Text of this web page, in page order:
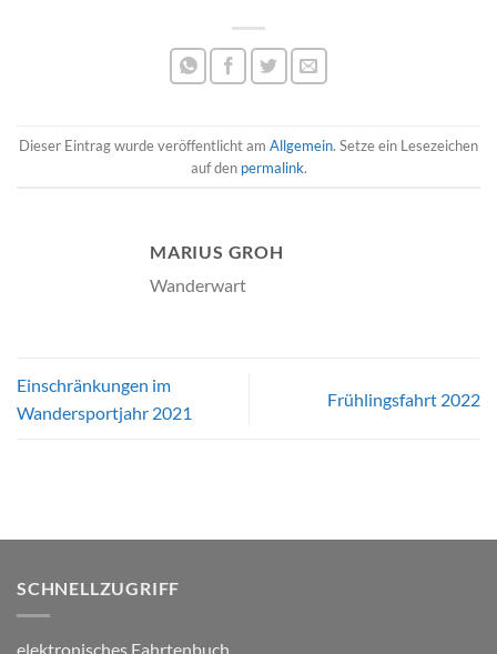
Dieser Eintrag wurde veröffentlicht am Allgemein. Setze ein Lesezeichen
auf den permalink.
MARIUS GROH
Wanderwart
Einschränkungen im
Wandersportjahr 2021
Frühlingsfahrt 2022
SCHNELLZUGRIFF
elektronisches Fahrtenbuch